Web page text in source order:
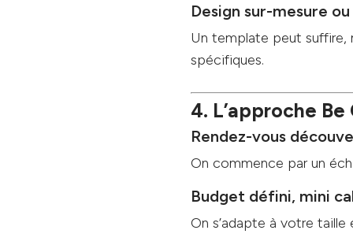
Design sur-mesure
Un template peut suffire,
spécifiques.
4. L’approche
Rendez-vous
On commence par un
Budget défini, mini
On s’adapte à votre